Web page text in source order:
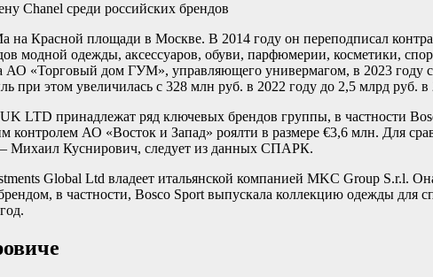
Chanel среди российских брендов
на Красной площади в Москве. В 2014 году он переподписал
модной одежды, аксессуаров, обуви, парфюмерии, косметики,
«Торговый дом ГУМ», управляющего универмагом, в 2023 году
этом увеличилась с 328 млн руб. в 2022 году до 2,5 млрд руб.
LTD принадлежат ряд ключевых брендов группы, в частности
контролем АО «Восток и Запад» роялти в размере €3,6 млн. Для
Михаил Куснирович, следует из данных СПАРК.
Global Ltd владеет итальянской компанией MKC Group S.r.l.
в частности, Bosco Sport выпускала коллекцию одежды